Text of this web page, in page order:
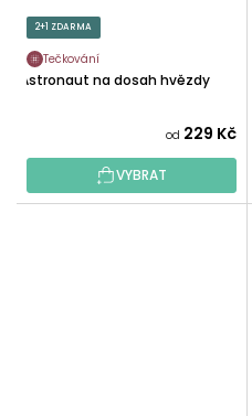
2+1 ZDARMA
Tečkování
Astronaut na dosah hvězdy
od 229 Kč
VYBRAT